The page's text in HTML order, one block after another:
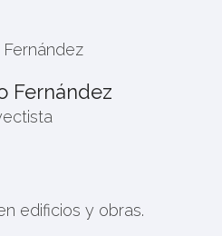
Fernández
edificios y obras.